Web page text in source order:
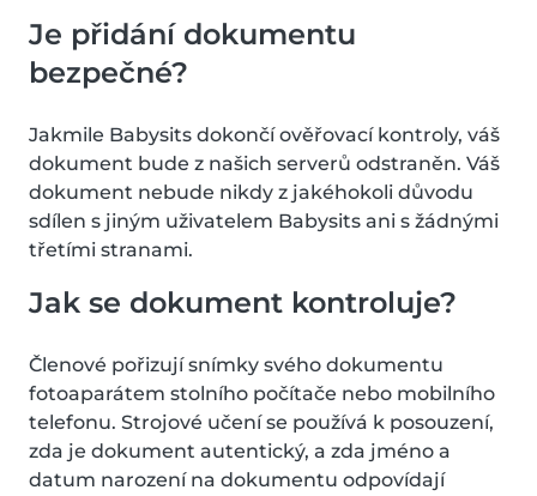
Je přidání dokumentu
bezpečné?
Jakmile Babysits dokončí ověřovací kontroly, váš
dokument bude z našich serverů odstraněn. Váš
dokument nebude nikdy z jakéhokoli důvodu
sdílen s jiným uživatelem Babysits ani s žádnými
třetími stranami.
Jak se dokument kontroluje?
Členové pořizují snímky svého dokumentu
fotoaparátem stolního počítače nebo mobilního
telefonu. Strojové učení se používá k posouzení,
zda je dokument autentický, a zda jméno a
datum narození na dokumentu odpovídají